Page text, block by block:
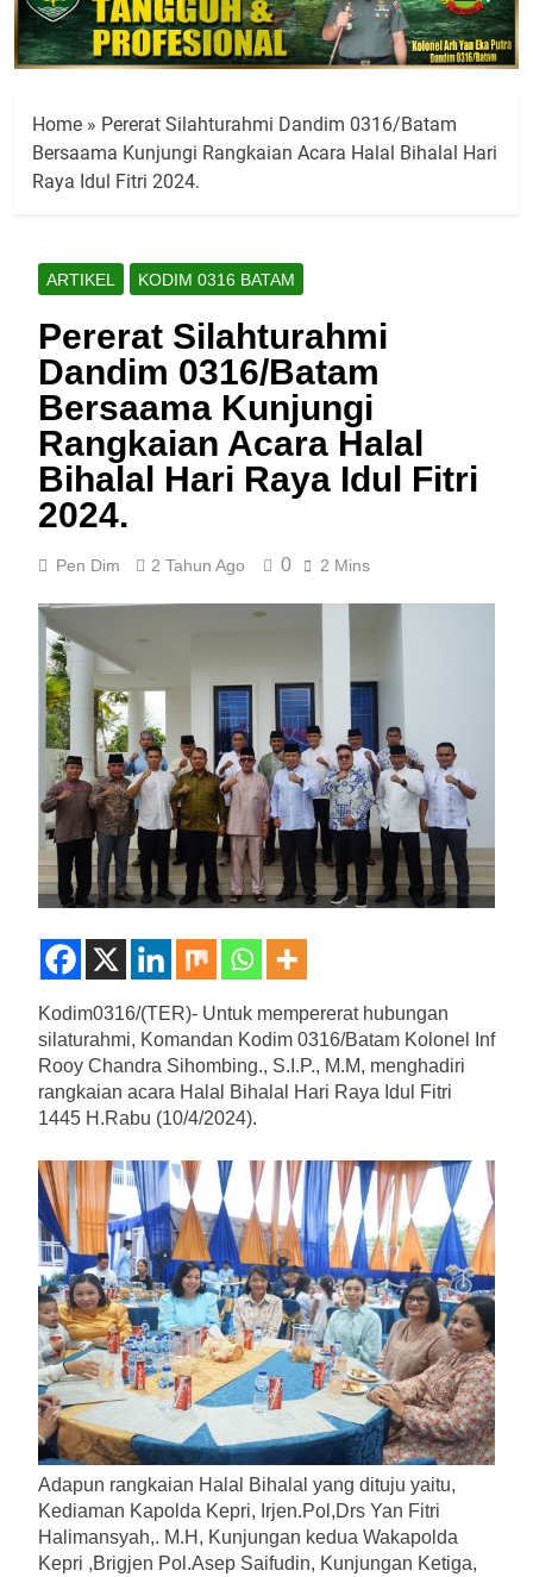
Home » Pererat Silahturahmi Dandim 0316/Batam
Bersaama Kunjungi Rangkaian Acara Halal Bihalal Hari
Raya Idul Fitri 2024.
ARTIKEL KODIM 0316 BATAM
Pererat Silahturahmi
Dandim 0316/Batam
Bersaama Kunjungi
Rangkaian Acara Halal
Bihalal Hari Raya Idul Fitri
2024.
Pen Dim 2 Tahun Ago 0 2 Mins
Kodim0316/(TER)- Untuk mempererat hubungan
silaturahmi, Komandan Kodim 0316/Batam Kolonel Inf
Rooy Chandra Sihombing., S.I.P., M.M, menghadiri
rangkaian acara Halal Bihalal Hari Raya Idul Fitri
1445 H.Rabu (10/4/2024).
Adapun rangkaian Halal Bihalal yang dituju yaitu,
Kediaman Kapolda Kepri, Irjen.Pol,Drs Yan Fitri
Halimansyah,. M.H, Kunjungan kedua Wakapolda
Kepri ,Brigjen Pol.Asep Saifudin, Kunjungan Ketiga,